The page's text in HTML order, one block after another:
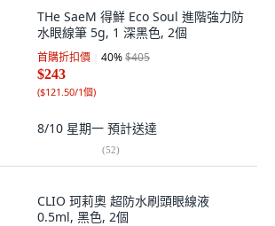
THe SaeM 得鮮 Eco Soul 進階強力防
水眼線筆 5g, 1 深黑色, 2個
首購折扣價 40%$405
$243
($121.50/1個)
8/10 星期一 預計送達
(52)
CLIO 珂莉奧 超防水刷頭眼線液
0.5ml, 黑色, 2個